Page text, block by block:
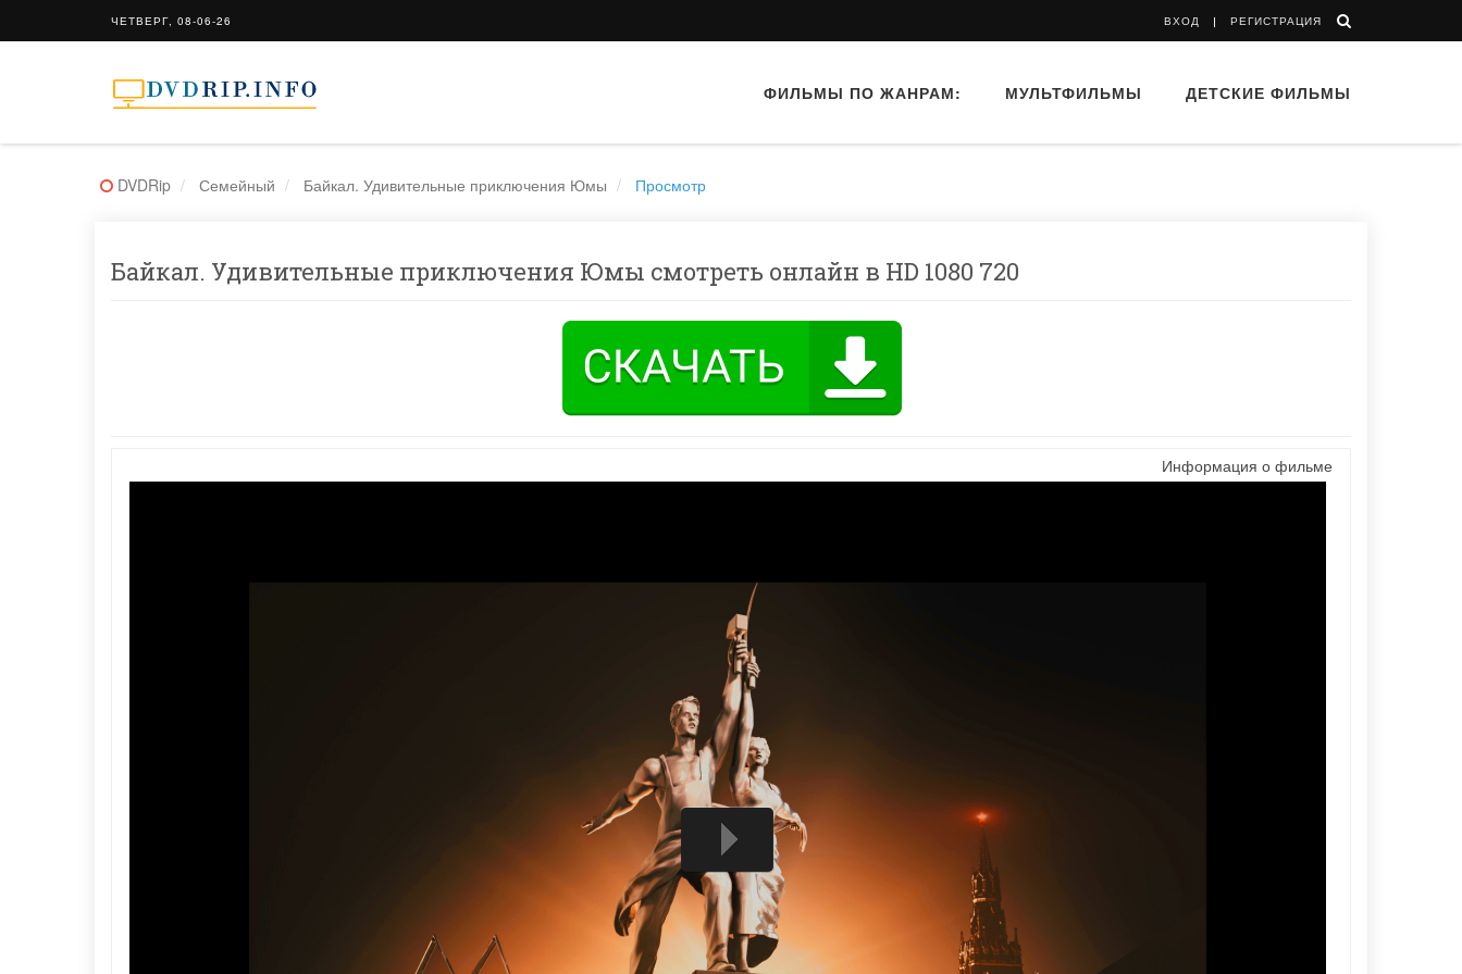
ЧЕТВЕРГ, 08-06-26 ВХОД РЕГИСТРАЦИЯ
ФИЛЬМЫ ПО ЖАНРАМ: МУЛЬТФИЛЬМЫ ДЕТСКИЕ ФИЛЬМЫ
DVDRip Семейный Байкал. Удивительные приключения Юмы Просмотр
Байкал. Удивительные приключения Юмы смотреть онлайн в HD 1080 720
Информация о фильме